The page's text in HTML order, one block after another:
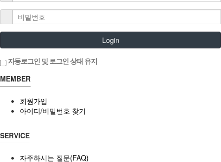
Login
자동로그인 및 로그인 상태 유지
MEMBER
회원가입
아이디/비밀번호 찾기
SERVICE
자주하시는 질문(FAQ)